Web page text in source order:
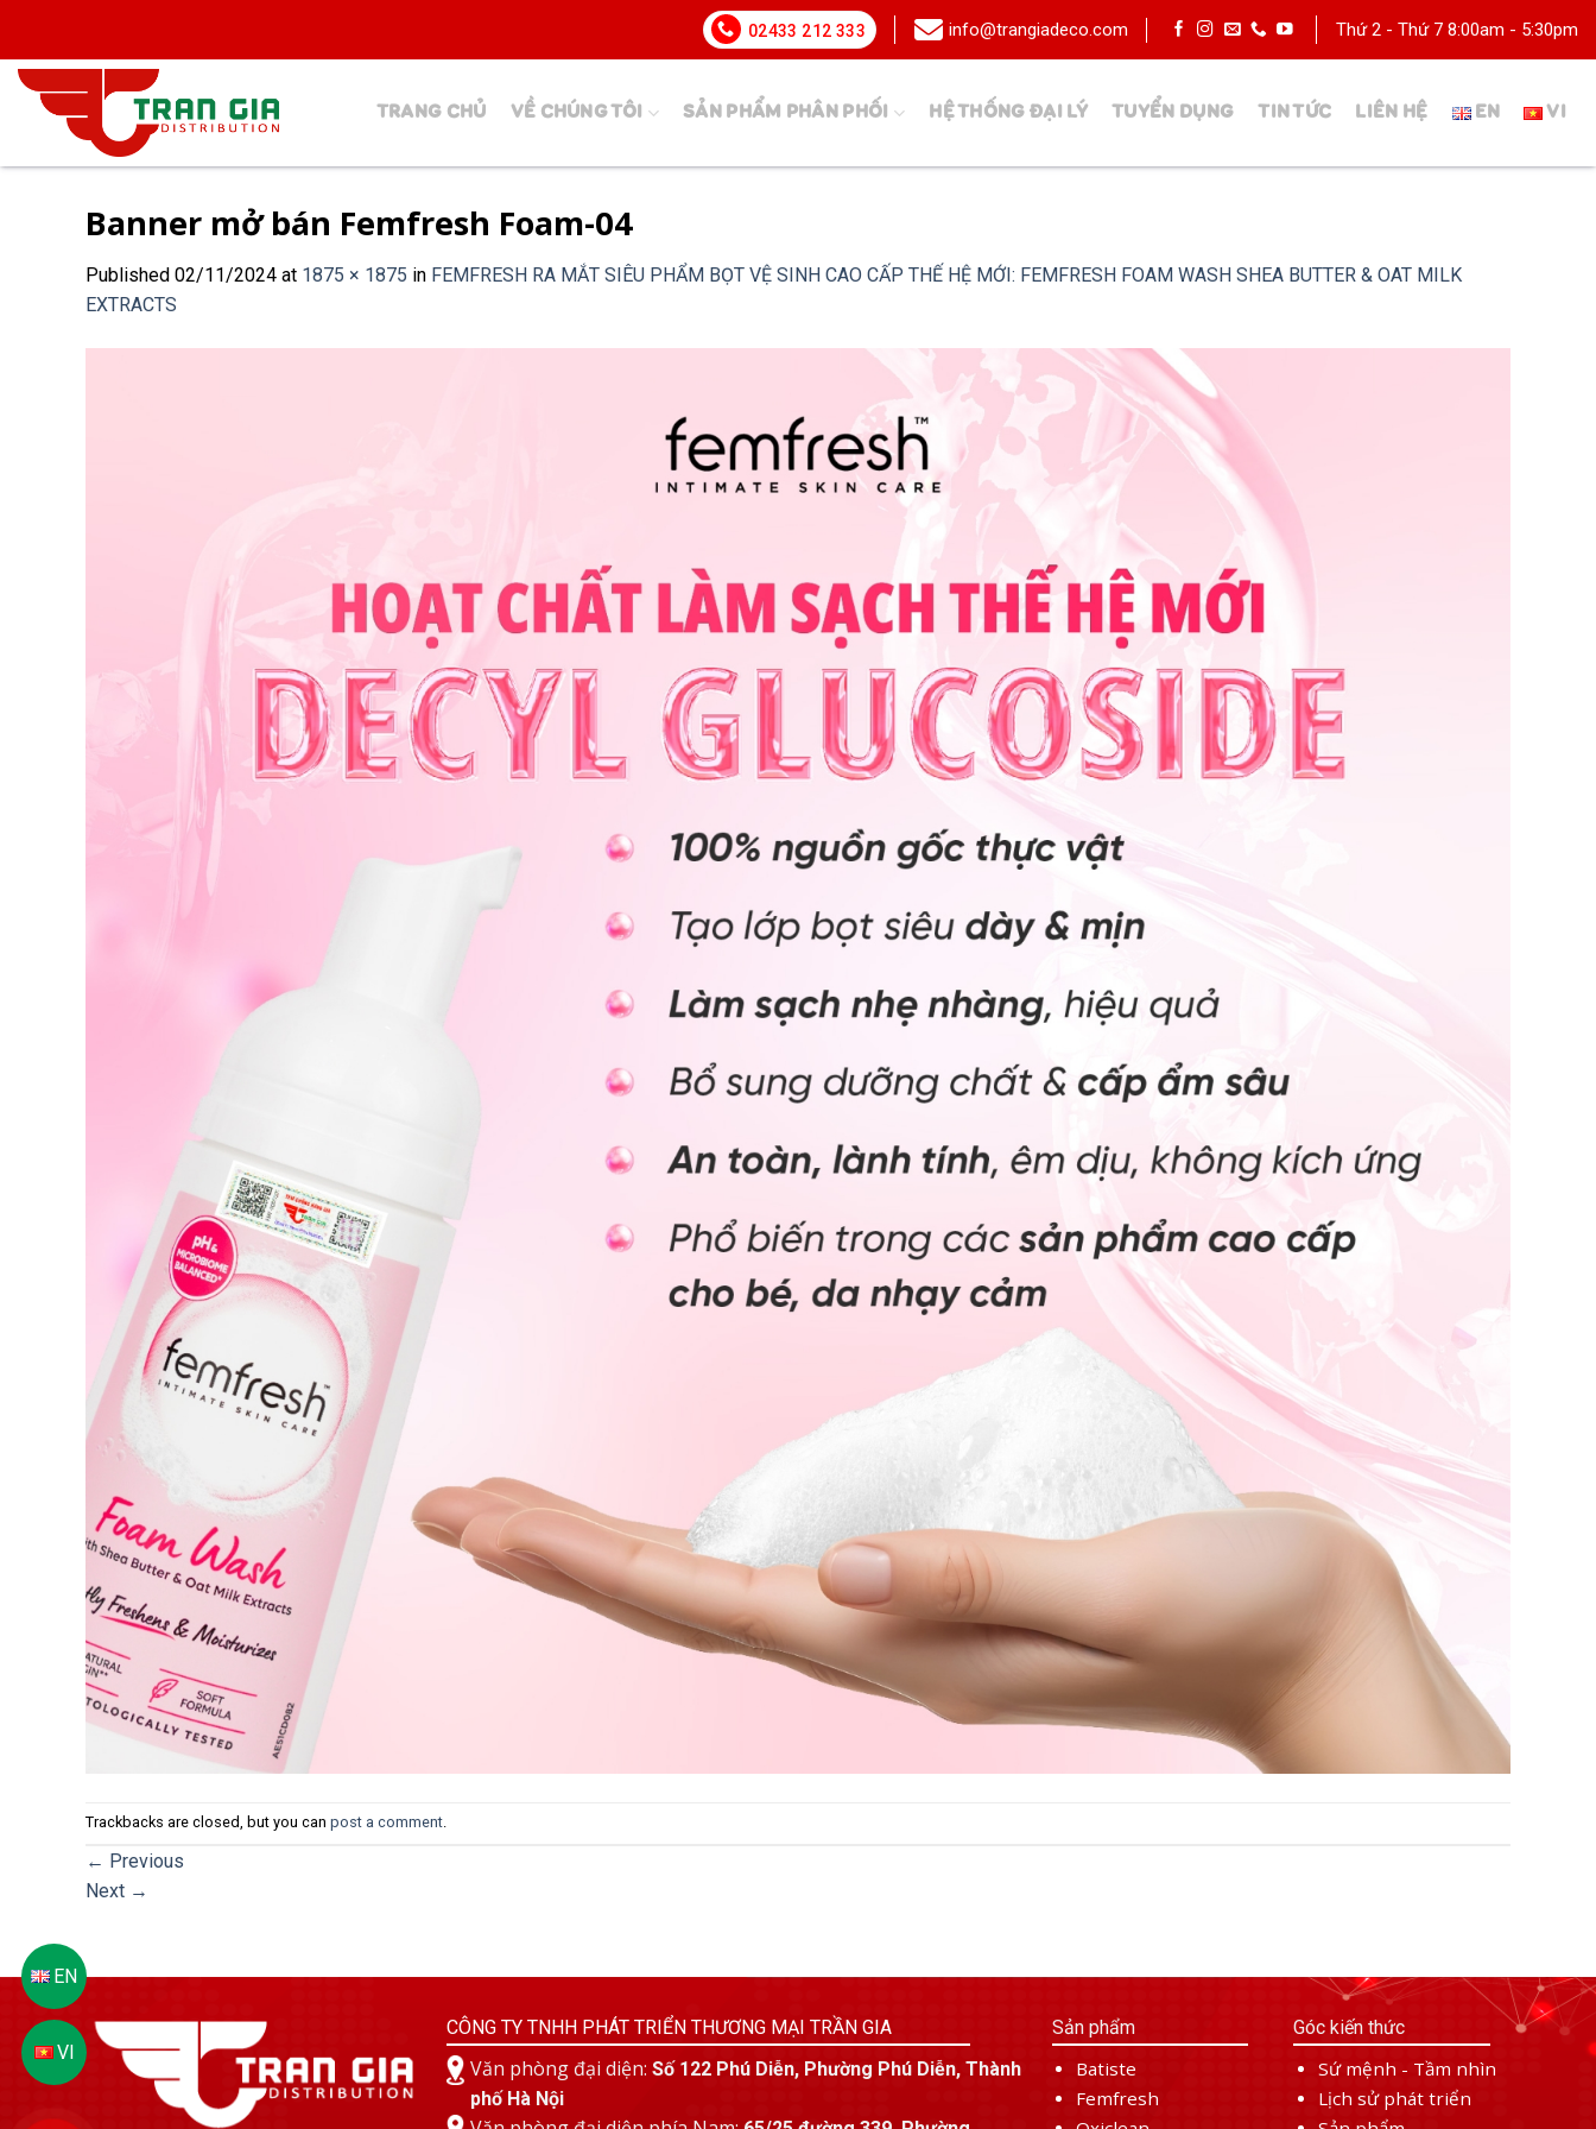
content
02433 212 333 info@trangiadeco.com Thứ 2 - Thứ 7 8:00am - 5:30pm
TRANG CHỦ VỀ CHÚNG TÔI SẢN PHẨM PHÂN PHỐI HỆ THỐNG ĐẠI LÝ TUYỂN DỤNG TIN TỨC LIÊN HỆ
Banner mở bán Femfresh Foam-04
Published 02/11/2024 at 1875 × 1875 in FEMFRESH RA MẮT SIÊU PHẨM BỌT VỆ SINH CAO CẤP THẾ HỆ MỚI: FEMFRESH FOAM WASH SHEA BUTTER & OAT MILK
EXTRACTS
Trackbacks are closed, but you can post a comment
← Previous
Next →
CÔNG TY TNHH PHÁT TRIỂN THƯƠNG MẠI TRẦN GIA
Văn phòng đại diện:Số 122 Phú Diễn, Phường Phú Diễn, Thành
phố Hà Nội
Sản phẩm
Batiste
Femfresh
Góc kiến thức
Sứ mệnh - Tầm nhìn
Lịch sử phát triển